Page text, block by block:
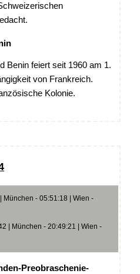
Benin feiert seit 1960 am 1.
von Frankreich.
Kolonie.
- 05:51:18 | Wien -
| München - 20:49:21 | Wien -
Preobraschenie-